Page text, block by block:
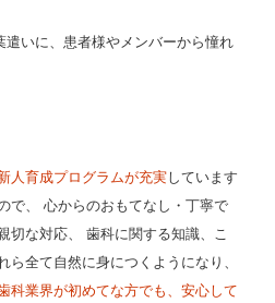
遣いに、患者様やメンバーから憧れ
人育成プログラムが充実しています
で、 心からのおもてなし・丁寧で
切な対応、 歯科に関する知識、こ
ら全て自然に身につくようになり、
科業界が初めてな方でも、安心して